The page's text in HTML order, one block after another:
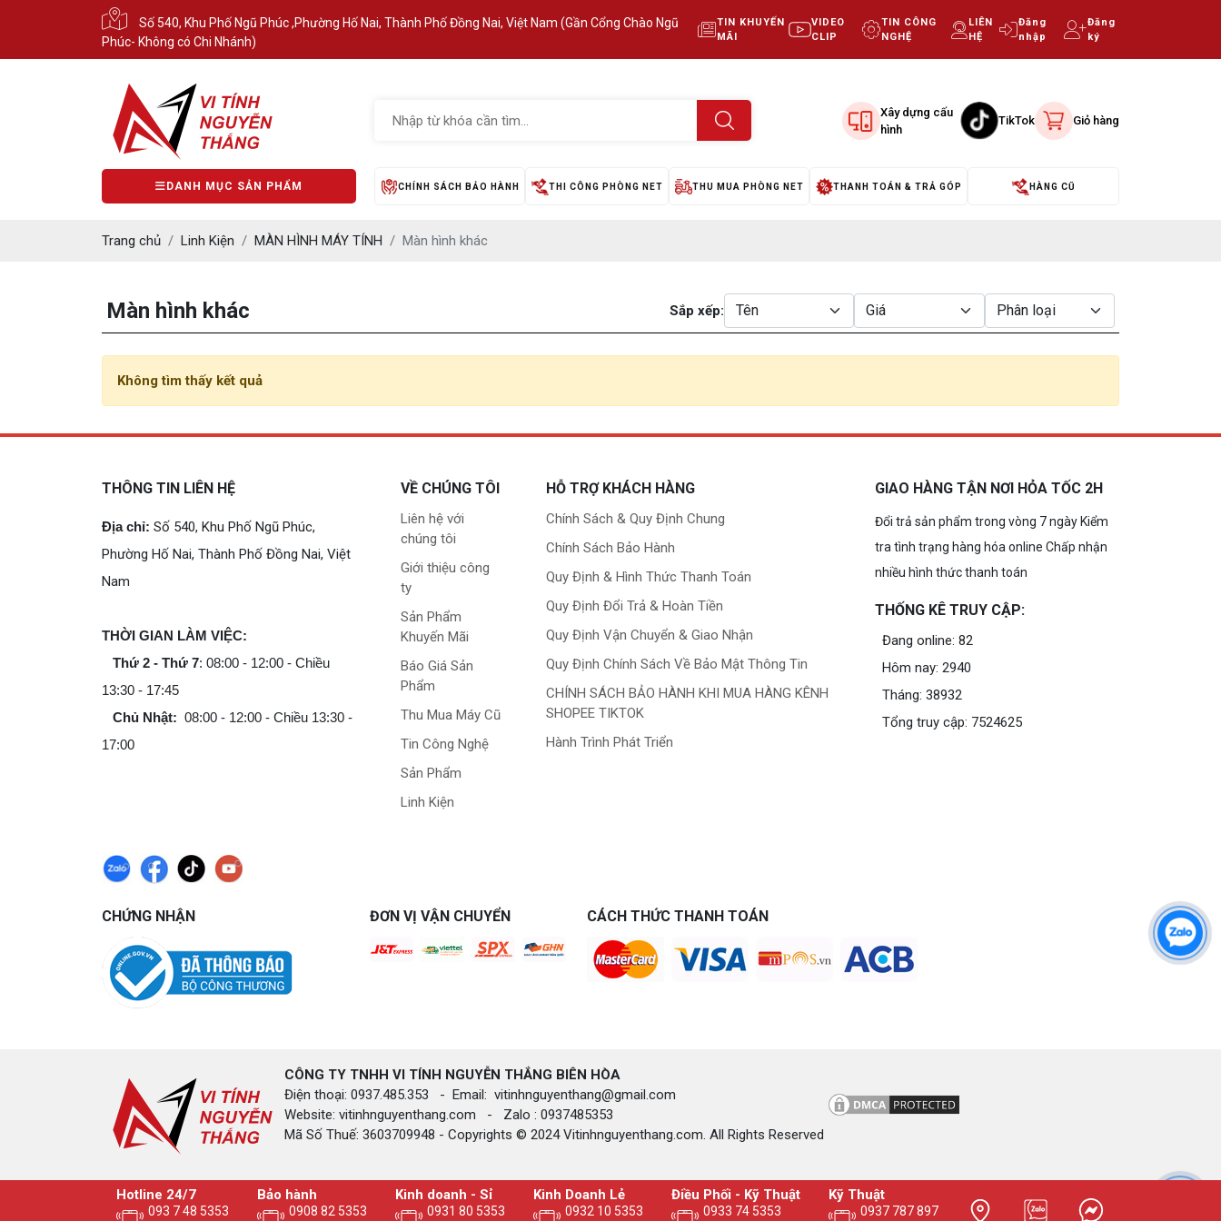
Số 540, Khu Phố Ngũ Phúc ,Phường Hố Nai, Thành Phố Đồng Nai, Việt Nam (Gần Cổng Chào Ngũ
Phúc- Không có Chi Nhánh)
TIN KHUYẾN
MÃI
VIDEO
CLIP
TIN CÔNG
NGHỆ
LIÊN
HỆ
Đăng
nhập
Đăng
ký
Xây dựng cấu
hình
TikTok Giỏ hàng
DANH MỤC SẢN PHẨM CHÍNH SÁCH BẢO HÀNH THI CÔNG PHÒNG NET THU MUA PHÒNG NET THANH TOÁN & TRẢ GÓP HÀNG CŨ
Trang chủ Linh Kiện MÀN HÌNH MÁY TÍNH Màn hình khác
Màn hình khác Sắp xếp:
Không tìm thấy kết quả
THÔNG TIN LIÊN HỆ
Địa chỉ: Số 540, Khu Phố Ngũ Phúc,
Phường Hố Nai, Thành Phố Đồng Nai, Việt
Nam
THỜI GIAN LÀM VIỆC:
Thứ 2 - Thứ 7: 08:00 - 12:00 - Chiều
13:30 - 17:45
Chủ Nhật: 08:00 - 12:00 - Chiều 13:30 -
17:00
VỀ CHÚNG TÔI
Liên hệ với
chúng tôi
Giới thiệu công
ty
Sản Phẩm
Khuyến Mãi
Báo Giá Sản
Phẩm
Thu Mua Máy Cũ
Tin Công Nghệ
Sản Phẩm
Linh Kiện
HỖ TRỢ KHÁCH HÀNG
Chính Sách & Quy Định Chung
Chính Sách Bảo Hành
Quy Định & Hình Thức Thanh Toán
Quy Định Đổi Trả & Hoàn Tiền
Quy Định Vận Chuyển & Giao Nhận
Quy Định Chính Sách Về Bảo Mật Thông Tin
CHÍNH SÁCH BẢO HÀNH KHI MUA HÀNG KÊNH
SHOPEE TIKTOK
Hành Trình Phát Triển
GIAO HÀNG TẬN NƠI HỎA TỐC 2H
Đổi trả sản phẩm trong vòng 7 ngày Kiểm
tra tình trạng hàng hóa online Chấp nhận
nhiều hình thức thanh toán
THỐNG KÊ TRUY CẬP:
Đang online: 82
Hôm nay: 2940
Tháng: 38932
Tổng truy cập: 7524625
CHỨNG NHẬN ĐƠN VỊ VẬN CHUYỂN CÁCH THỨC THANH TOÁN
CÔNG TY TNHH VI TÍNH NGUYỄN THẮNG BIÊN HÒA​
Điện thoại: 0937.485.353 - Email: vitinhnguyenthang@gmail.com
Website: vitinhnguyenthang.com - Zalo : 0937485353
Mã Số Thuế: 3603709948 - Copyrights © 2024 Vitinhnguyenthang.com. All Rights Reserved
Hotline 24/7
093 7 48 5353
Bảo hành
0908 82 5353
Kinh doanh - Sỉ
0931 80 5353
Kinh Doanh Lẻ
0932 10 5353
Điều Phối - Kỹ Thuật
0933 74 5353
Kỹ Thuật
0937 787 897